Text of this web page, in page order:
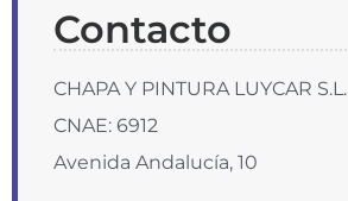
Contacto
CHAPA Y PINTURA LUYCAR S.L.
CNAE: 6912
Avenida Andalucía, 10